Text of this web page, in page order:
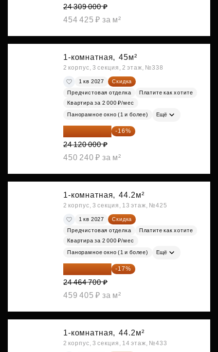
24 309 000 ₽
454 425 ₽ за м²
1-комнатная, 45м²
2 корпус, 3 секция, 2 этаж, №338
1 кв 2027
Скидка
Предчистовая отделка
Платите как хотите
Квартира за 2 000 ₽/мес
Панорамное окно (1 и более) Ещё
20 260 800 ₽ -16%
24 120 000 ₽
450 240 ₽ за м²
1-комнатная, 44.2м²
2 корпус, 3 секция, 13 этаж, №425
1 кв 2027
Скидка
Предчистовая отделка
Платите как хотите
Квартира за 2 000 ₽/мес
Панорамное окно (1 и более) Ещё
20 305 701 ₽ -17%
24 464 700 ₽
459 405 ₽ за м²
1-комнатная, 44.2м²
2 корпус, 3 секция, 14 этаж, №433